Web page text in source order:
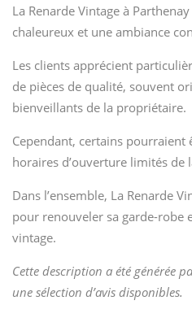
La Renarde Vintage à
chaleureux et une ambiance
Les clients apprécient
de pièces de qualité, souvent
bienveillants de la propriétaire.
Cependant, certains pourraient
horaires d’ouverture limités de
Dans l’ensemble, La Renarde
pour renouveler sa garde-robe
vintage.
Cette description a été générée
une sélection d’avis disponibles.